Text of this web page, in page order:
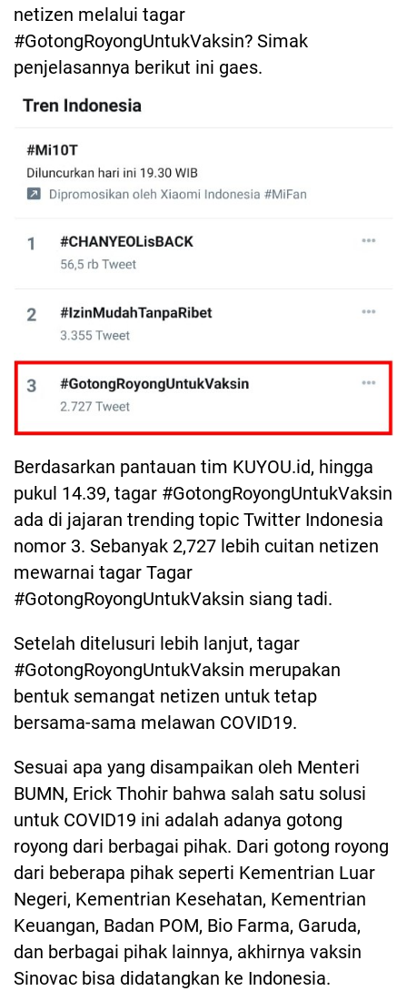
netizen melalui tagar
#GotongRoyongUntukVaksin? Simak
penjelasannya berikut ini gaes.
Berdasarkan pantauan tim KUYOU.id, hingga
pukul 14.39, tagar #GotongRoyongUntukVaksin
ada di jajaran trending topic Twitter Indonesia
nomor 3. Sebanyak 2,727 lebih cuitan netizen
mewarnai tagar Tagar
#GotongRoyongUntukVaksin siang tadi.
Setelah ditelusuri lebih lanjut, tagar
#GotongRoyongUntukVaksin merupakan
bentuk semangat netizen untuk tetap
bersama-sama melawan COVID19.
Sesuai apa yang disampaikan oleh Menteri
BUMN, Erick Thohir bahwa salah satu solusi
untuk COVID19 ini adalah adanya gotong
royong dari berbagai pihak. Dari gotong royong
dari beberapa pihak seperti Kementrian Luar
Negeri, Kementrian Kesehatan, Kementrian
Keuangan, Badan POM, Bio Farma, Garuda,
dan berbagai pihak lainnya, akhirnya vaksin
Sinovac bisa didatangkan ke Indonesia.